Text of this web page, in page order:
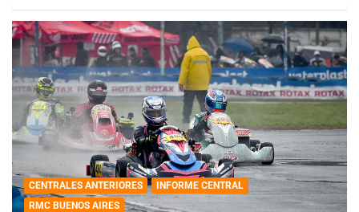
CENTRALES ANTERIORES
INFORME CENTRAL
RMC BUENOS AIRES